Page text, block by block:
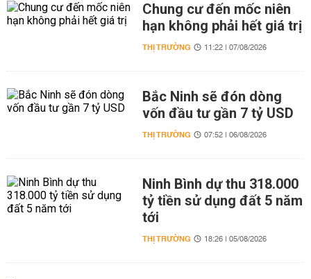
Chung cư đến mốc niên
hạn không phải hết giá trị
THỊ TRƯỜNG 11:22 | 07/08/2026
Bắc Ninh sẽ đón dòng
vốn đầu tư gần 7 tỷ USD
THỊ TRƯỜNG 07:52 | 06/08/2026
Ninh Bình dự thu 318.000
tỷ tiền sử dụng đất 5 năm
tới
THỊ TRƯỜNG 18:26 | 05/08/2026